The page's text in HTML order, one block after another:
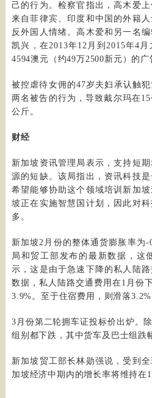
己的行为。检察官指出，高木爱
来自菲律宾、印度和中国的外籍
反外国人情绪。高木爱和另一名
凯兴，在2013年12月到2015年4
4594澳元（约49万2500新元）的广
被控虐待女佣的47岁夫妇承认触
两名被告的行为，导致戴尔玛在
公斤。
财经
新加坡资讯管理局表示，支持短
源的短缺。该局指出，资讯科技
希望能够协助这个领域培训新加
坡正在实施智慧国计划，因此对
多。
新加坡2月份的整体通货膨胀率为
局和贸工部发布的最新数据，这
示，这是由于急速下降的私人陆
数据，私人陆路交通费用在1月份
3.9%。至于住宿费用，则滑落3.2%
3月份第二轮拥车证投标价出炉。
组别都下跌，其中货车及巴士组跌
新加坡贸工部长林勋强说，受到
加坡经济中期内的增长率将维持在